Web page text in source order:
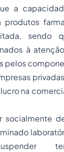
a
produtos
sendo
à
pelos
lucrona
socialmente